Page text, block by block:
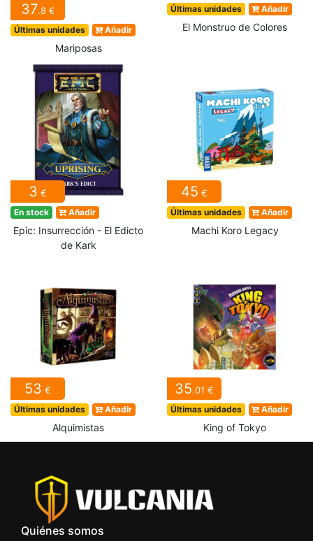
37.8 €
Últimas unidades Añadir
Mariposas
Últimas unidades Añadir
El Monstruo de Colores
3 €
En stock Añadir
Epic: Insurrección - El Edicto
de Kark
45 €
Últimas unidades Añadir
Machi Koro Legacy
53 €
Últimas unidades Añadir
Alquimistas
35.01 €
Últimas unidades Añadir
King of Tokyo
Quiénes somos